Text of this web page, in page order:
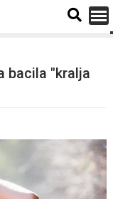
bacila "kralja